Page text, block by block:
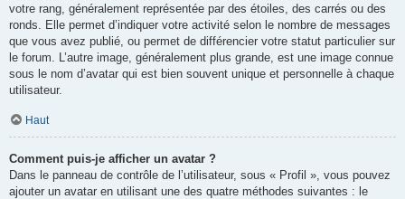
votre rang, généralement représentée par des étoiles, des carrés ou des
ronds. Elle permet d’indiquer votre activité selon le nombre de messages
que vous avez publié, ou permet de différencier votre statut particulier sur
le forum. L’autre image, généralement plus grande, est une image connue
sous le nom d’avatar qui est bien souvent unique et personnelle à chaque
utilisateur.
Haut
Comment puis-je afficher un avatar ?
Dans le panneau de contrôle de l’utilisateur, sous « Profil », vous pouvez
ajouter un avatar en utilisant une des quatre méthodes suivantes : le